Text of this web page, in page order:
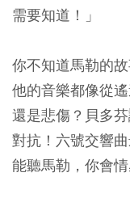
需要知道！」
你不知道馬勒的
他的音樂都像從
還是悲傷？貝多
對抗！六號交響
能聽馬勒，你會